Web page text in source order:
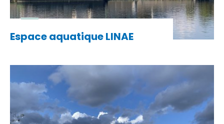
Espace aquatique LINAE